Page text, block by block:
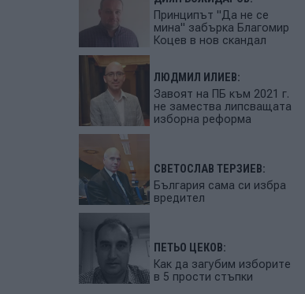
Принципът "Да не се
мина" забърка Благомир
Коцев в нов скандал
ЛЮДМИЛ ИЛИЕВ:
Завоят на ПБ към 2021 г.
не замества липсващата
изборна реформа
СВЕТОСЛАВ ТЕРЗИЕВ:
България сама си избра
вредител
ПЕТЬО ЦЕКОВ:
Как да загубим изборите
в 5 прости стъпки